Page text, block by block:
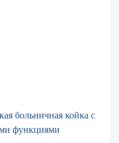
больничная койка с
функциями